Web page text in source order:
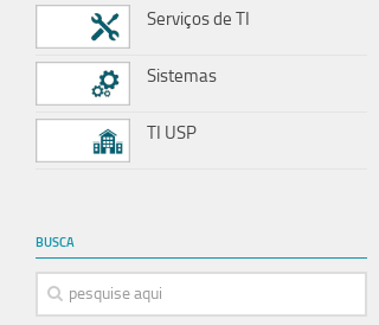
Serviços de TI
Sistemas
TI USP
BUSCA